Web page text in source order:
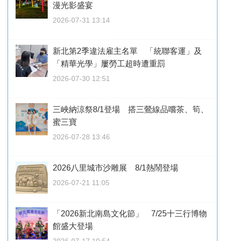
漫光影盛宴
2026-07-31 13:14
新北第2季違法雇主名單 「統聯客運」及
「精華光學」屢勞工超時遭重罰
2026-07-30 12:51
三峽納涼祭8/1登場 搭三鶯線品嚐茶、筍、
蜜三寶
2026-07-28 13:46
2026八里城市沙雕展 8/1熱鬧登場
2026-07-21 11:05
「2026新北南島文化節」 7/25十三行博物
館盛大登場